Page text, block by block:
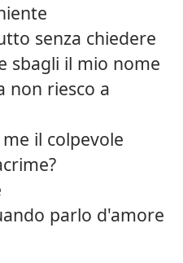
senza chiedere
sbagli il mio nome
non riesco a
il colpevole
parlo d'amore